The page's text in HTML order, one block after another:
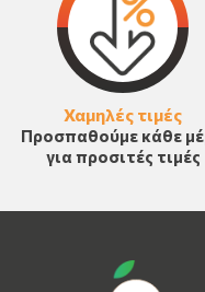
Χαμηλές τιμές
Προσπαθούμε κάθε
για προσιτές τιμές